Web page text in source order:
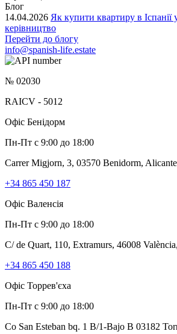
Блог
14.04.2026 Як купити квартиру в Іспанії
керівництво
Перейти до блогу
info@spanish-life.estate
№ 02030
RAICV - 5012
Офіс Бенідорм
Пн-Пт с 9:00 до 18:00
Carrer Migjorn, 3, 03570 Benidorm, Alicante
+34 865 450 187
Офіс Валенсія
Пн-Пт с 9:00 до 18:00
C/ de Quart, 110, Extramurs, 46008
+34 865 450 188
Офіс Торрев'єха
Пн-Пт с 9:00 до 18:00
Co San Esteban bq. 1 B/1-Bajo B 03182